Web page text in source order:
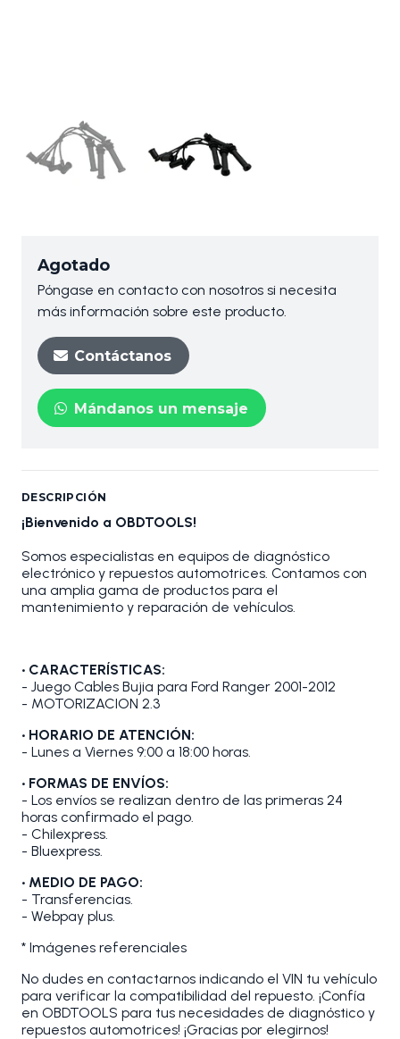
Agotado
Póngase en contacto con nosotros si necesita
más información sobre este producto.
Contáctanos
Mándanos un mensaje
DESCRIPCIÓN
¡Bienvenido a OBDTOOLS!
Somos especialistas en equipos de diagnóstico
electrónico y repuestos automotrices. Contamos con
una amplia gama de productos para el
mantenimiento y reparación de vehículos.
• CARACTERÍSTICAS:
- Juego Cables Bujia para Ford Ranger 2001-2012
- MOTORIZACION 2.3
• HORARIO DE ATENCIÓN:
- Lunes a Viernes 9:00 a 18:00 horas.
• FORMAS DE ENVÍOS:
- Los envíos se realizan dentro de las primeras 24
horas confirmado el pago.
- Chilexpress.
- Bluexpress.
• MEDIO DE PAGO:
- Transferencias.
- Webpay plus.
* Imágenes referenciales
No dudes en contactarnos indicando el VIN tu vehículo
para verificar la compatibilidad del repuesto. ¡Confía
en OBDTOOLS para tus necesidades de diagnóstico y
repuestos automotrices! ¡Gracias por elegirnos!